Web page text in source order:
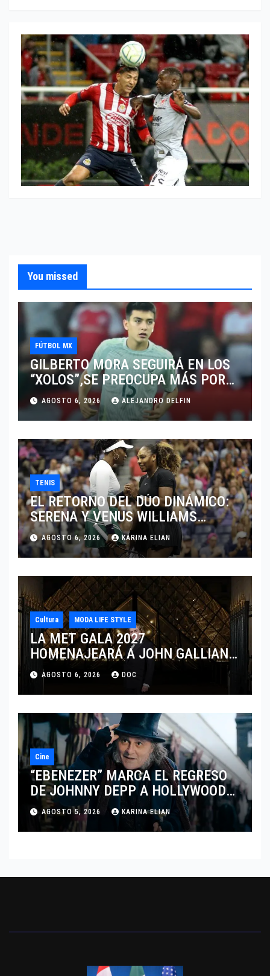
You missed
FÚTBOL MX
GILBERTO MORA SEGUIRÁ EN LOS
“XOLOS”,SE PREOCUPA MÁS POR
JUGAR EN SU EQUIPO.
AGOSTO 6, 2026 ALEJANDRO DELFIN
TENIS
EL RETORNO DEL DÚO DINÁMICO:
SERENA Y VENUS WILLIAMS
DISPUTARÁN LOS DOBLES EN
CINCINNATI 2026
AGOSTO 6, 2026 KARINA ELIAN
Cultura MODA LIFE STYLE
LA MET GALA 2027
HOMENAJEARÁ A JOHN GALLIANO
MARCANDO EL REGRESO DEL REY
DEL DRAMATISMO
AGOSTO 6, 2026 DOC
Cine
“EBENEZER” MARCA EL REGRESO
DE JOHNNY DEPP A HOLLYWOOD
TRAS SU PASO POR EL CINE
INDEPENDIENTE EUROPEO
AGOSTO 5, 2026 KARINA ELIAN